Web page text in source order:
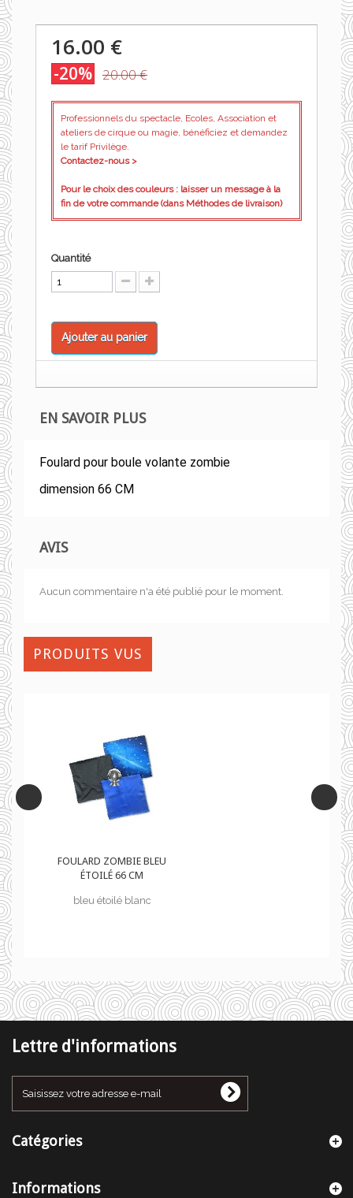
16.00 €
-20% 20.00 €
Professionnels du spectacle, Ecoles, Association et
ateliers de cirque ou magie, bénéficiez et demandez
le tarif Privilège.
Contactez-nous >
Pour le choix des couleurs : laisser un message à la
fin de votre commande (dans Méthodes de livraison)
Quantité
Ajouter au panier
EN SAVOIR PLUS
Foulard pour boule volante zombie
dimension 66 CM
AVIS
Aucun commentaire n'a été publié pour le moment.
PRODUITS VUS
FOULARD ZOMBIE BLEU
ÉTOILÉ 66 CM
bleu étoilé blanc
Lettre d'informations
Catégories
Informations